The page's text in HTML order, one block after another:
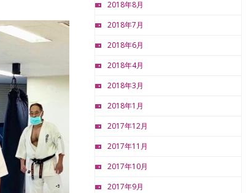
2018年8月
2018年7月
2018年6月
2018年4月
2018年3月
2018年1月
2017年12月
2017年11月
2017年10月
2017年9月